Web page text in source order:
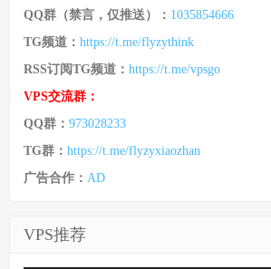
QQ群（禁言，仅推送）： 1035854666
TG频道： https://t.me/flyzythink
RSS订阅TG频道： https://t.me/vpsgo
VPS交流群：
QQ群： 973028233
TG群： https://t.me/flyzyxiaozhan
广告合作： AD
VPS推荐